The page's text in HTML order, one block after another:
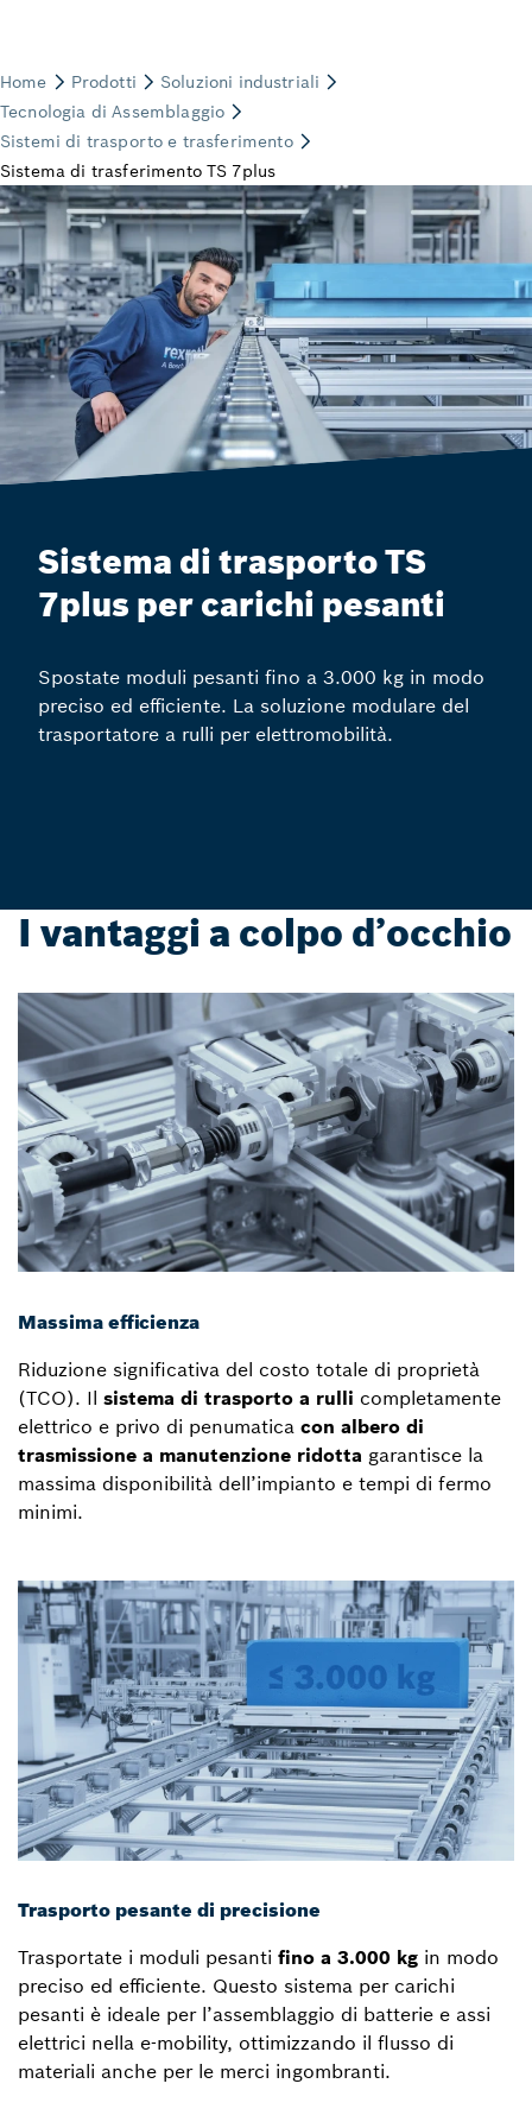
Sistema di trasporto TS
7plus per carichi pesanti
Spostate moduli pesanti fino a 3.000 kg in modo
preciso ed efficiente. La soluzione modulare del
trasportatore a rulli per elettromobilità.
I vantaggi a colpo d’occhio
Massima efficienza
Riduzione significativa del costo totale di proprietà
(TCO). Il sistema di trasporto a rulli completamente
elettrico e privo di penumatica con albero di
trasmissione a manutenzione ridotta garantisce la
massima disponibilità dell’impianto e tempi di fermo
minimi.
Trasporto pesante di precisione
Trasportate i moduli pesanti fino a 3.000 kg in modo
preciso ed efficiente. Questo sistema per carichi
pesanti è ideale per l’assemblaggio di batterie e assi
elettrici nella e-mobility, ottimizzando il flusso di
materiali anche per le merci ingombranti.